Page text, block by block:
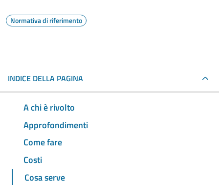
Normativa di riferimento
INDICE DELLA PAGINA
A chi è rivolto
Approfondimenti
Come fare
Costi
Cosa serve